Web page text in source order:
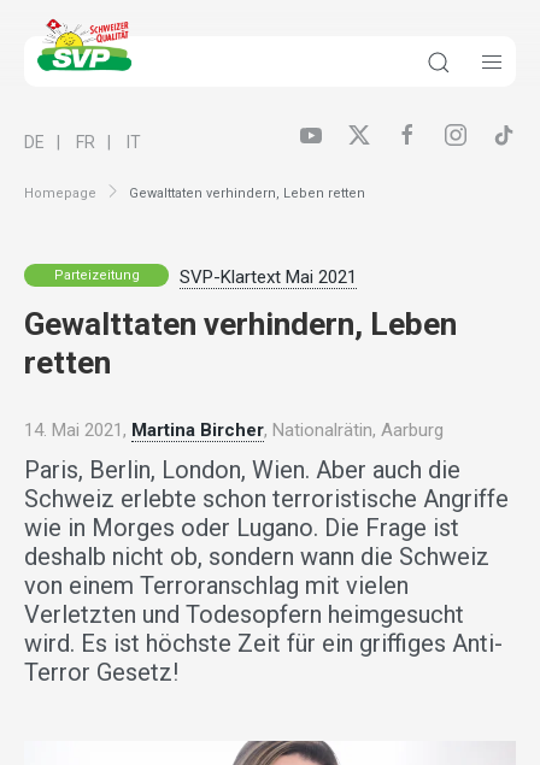
Homepage Gewalttaten verhindern, Leben retten
DE FR IT
Parteizeitung SVP-Klartext Mai 2021
Gewalttaten verhindern, Leben
retten
14. Mai 2021, Martina Bircher, Nationalrätin, Aarburg
Paris, Berlin, London, Wien. Aber auch die
Schweiz erlebte schon terroristische Angriffe
wie in Morges oder Lugano. Die Frage ist
deshalb nicht ob, sondern wann die Schweiz
von einem Terroranschlag mit vielen
Verletzten und Todesopfern heimgesucht
wird. Es ist höchste Zeit für ein griffiges Anti-
Terror Gesetz!